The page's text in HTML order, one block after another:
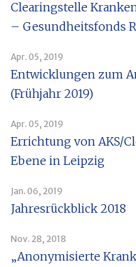
Clearingstelle
– Gesundheitsfonds
Apr. 05, 2019
Entwicklungen zum
(Frühjahr 2019)
Apr. 05, 2019
Errichtung von AKS/
Ebene in Leipzig
Jan. 06, 2019
Jahresrückblick 2018
Nov. 28, 2018
„Anonymisierte